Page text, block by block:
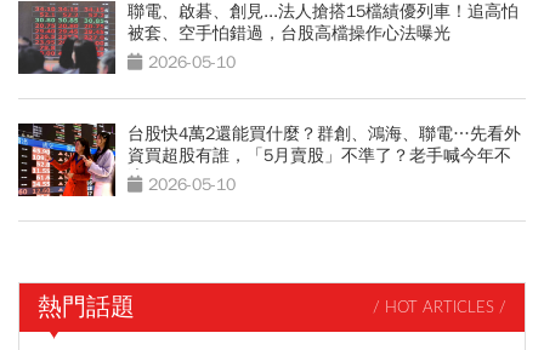
聯電、啟碁、創見...法人搶搭15檔績優列車！追高怕
被套、空手怕錯過，台股高檔操作心法曝光
2026-05-10
台股快4萬2還能買什麼？群創、鴻海、聯電…先看外
資買超股有誰，「5月賣股」不準了？老手喊今年不
適用2026-05-10
熱門話題 / HOT ARTICLES /